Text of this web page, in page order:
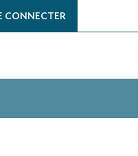
CONNECTER